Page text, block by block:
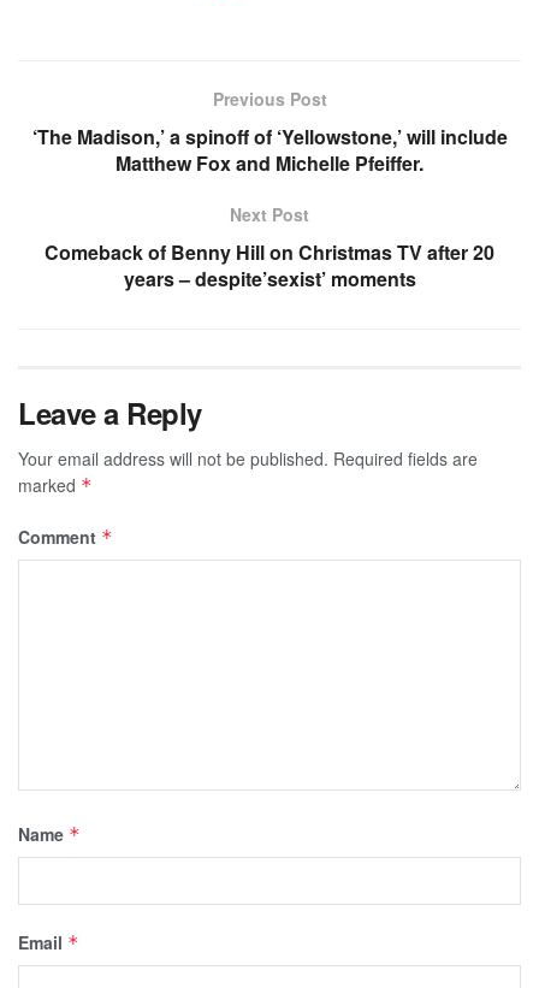
Previous Post
‘The Madison,’ a spinoff of ‘Yellowstone,’ will include
Matthew Fox and Michelle Pfeiffer.
Next Post
Comeback of Benny Hill on Christmas TV after 20
years – despite’sexist’ moments
Leave a Reply
Your email address will not be published. Required fields are
marked *
Comment *
Name *
Email *